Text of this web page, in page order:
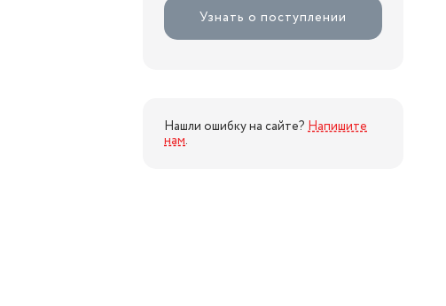
Узнать о поступлении
Нашли ошибку на сайте? Напишите
нам.